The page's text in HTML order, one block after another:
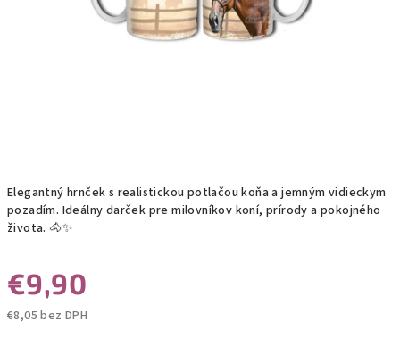
Elegantný hrnček s realistickou potlačou koňa a jemným vidieckym
pozadím. Ideálny darček pre milovníkov koní, prírody a pokojného
života. 🐴✨
€9,90
€8,05 bez DPH